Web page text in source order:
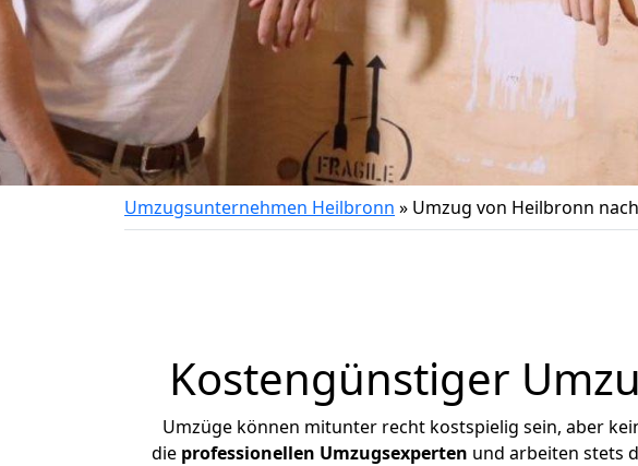
Umzugsunternehmen Heilbronn » Umzug von Heilbronn
Kostengünstiger
Umzüge können mitunter recht kostspielig sein, aber
die professionellen Umzugsexperten und arbeiten stets